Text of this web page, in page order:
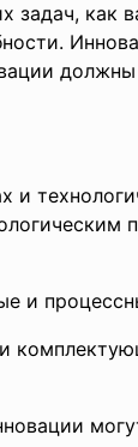
задач, как
и
и